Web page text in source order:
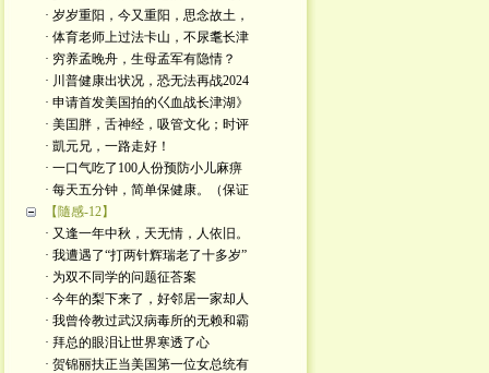
· 岁岁重阳，今又重阳，思念故土，
· 体育老师上过法卡山，不尿耄长津
· 穷养孟晚舟，生母孟军有隐情？
· 川普健康出状况，恐无法再战2024
· 申请首发美国拍的巜血战长津湖》
· 美囯胖，舌神经，吸管文化；时评
· 凱元兄，一路走好！
· 一口气吃了100人份预防小儿麻痹
· 每天五分钟，简单保健康。（保证
【隨感-12】
· 又逢一年中秋，天无情，人依旧。
· 我遭遇了“打两针辉瑞老了十多岁”
· 为双不同学的问题征荅案
· 今年的梨下来了，好邻居一家却人
· 我曾伶教过武汉病毒所的无赖和霸
· 拜总的眼泪让世界寒透了心
· 贺锦丽扶正当美国第一位女总统有